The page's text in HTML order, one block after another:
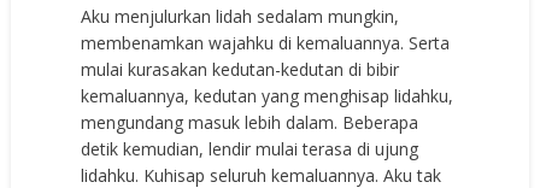
Aku menjulurkan lidah sedalam mungkin,
membenamkan wajahku di kemaluannya. Serta
mulai kurasakan kedutan-kedutan di bibir
kemaluannya, kedutan yang menghisap lidahku,
mengundang masuk lebih dalam. Beberapa
detik kemudian, lendir mulai terasa di ujung
lidahku. Kuhisap seluruh kemaluannya. Aku tak